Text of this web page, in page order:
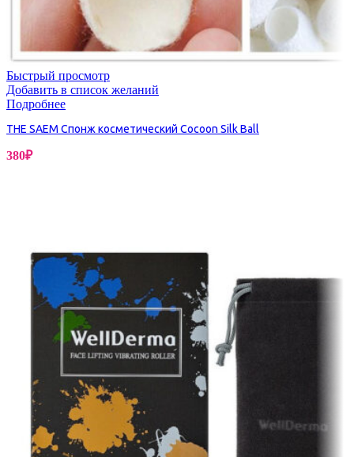
Быстрый просмотр
Добавить в список желаний
Подробнее
THE SAEM Спонж косметический Cocoon Silk Ball
380₽